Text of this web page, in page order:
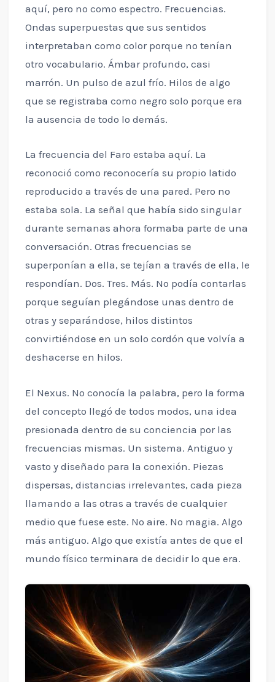
aquí, pero no como espectro. Frecuencias.
Ondas superpuestas que sus sentidos
interpretaban como color porque no tenían
otro vocabulario. Ámbar profundo, casi
marrón. Un pulso de azul frío. Hilos de algo
que se registraba como negro solo porque era
la ausencia de todo lo demás.
La frecuencia del Faro estaba aquí. La
reconoció como reconocería su propio latido
reproducido a través de una pared. Pero no
estaba sola. La señal que había sido singular
durante semanas ahora formaba parte de una
conversación. Otras frecuencias se
superponían a ella, se tejían a través de ella, le
respondían. Dos. Tres. Más. No podía contarlas
porque seguían plegándose unas dentro de
otras y separándose, hilos distintos
convirtiéndose en un solo cordón que volvía a
deshacerse en hilos.
El Nexus. No conocía la palabra, pero la forma
del concepto llegó de todos modos, una idea
presionada dentro de su conciencia por las
frecuencias mismas. Un sistema. Antiguo y
vasto y diseñado para la conexión. Piezas
dispersas, distancias irrelevantes, cada pieza
llamando a las otras a través de cualquier
medio que fuese este. No aire. No magia. Algo
más antiguo. Algo que existía antes de que el
mundo físico terminara de decidir lo que era.